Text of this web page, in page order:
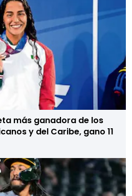
más ganadora de los
y del Caribe, gano 11